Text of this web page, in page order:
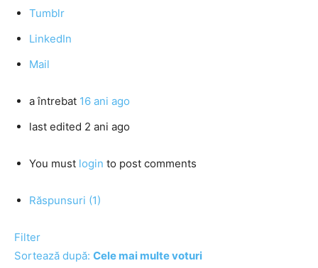
Tumblr
LinkedIn
Mail
a întrebat 16 ani ago
last edited 2 ani ago
You must login to post comments
Răspunsuri (1)
Filter
Sortează după: Cele mai multe voturi